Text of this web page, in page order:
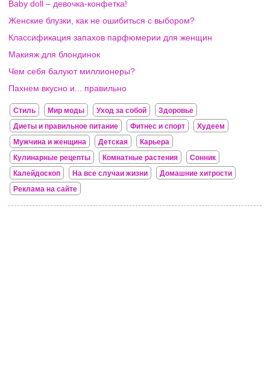
Baby doll – девочка-конфетка!
Женские блузки, как не ошибиться с выбором?
Классификация запахов парфюмерии для женщин
Макияж для блондинок
Чем себя балуют миллионеры?
Пахнем вкусно и... правильно
Стиль Мир моды Уход за собой
Здоровье
Диеты и правильное питание
Фитнес и спорт
Худеем
Мужчина и женщина
Детская
Карьера
Кулинарные рецепты
Комнатные растения
Сонник
Калейдоскоп
На все случаи жизни
Домашние хитрости
Реклама на сайте